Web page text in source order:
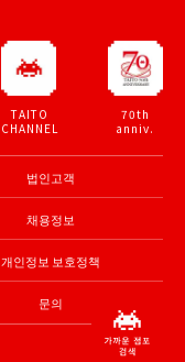
TAITO
CHANNEL
70th
anniv.
법인고객
채용정보
개인정보 보호정책
문의